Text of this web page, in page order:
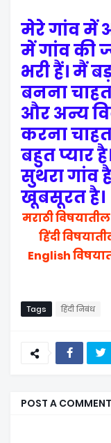
मेरे गांव में
में गांव की
भरी हैं। मैं
बनना
और अन्य
करना
बहुत प्यार
सुथरा गांव
खूबसूरत है।
मराठी
हिंदी
English
Tags हिंदी निबंध
POST A COMMENT